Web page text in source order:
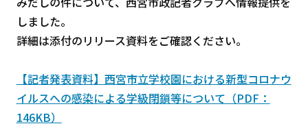
しました。
詳細は添付のリリース資料をご確認ください。
【記者発表資料】西宮市立学校園における新型コロナウ
イルスへの感染による学級閉鎖等について（PDF：
146KB）